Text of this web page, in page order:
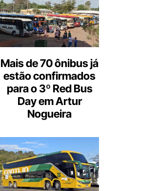
Mais de 70 ônibus já
estão confirmados
para o 3º Red Bus
Day em Artur
Nogueira